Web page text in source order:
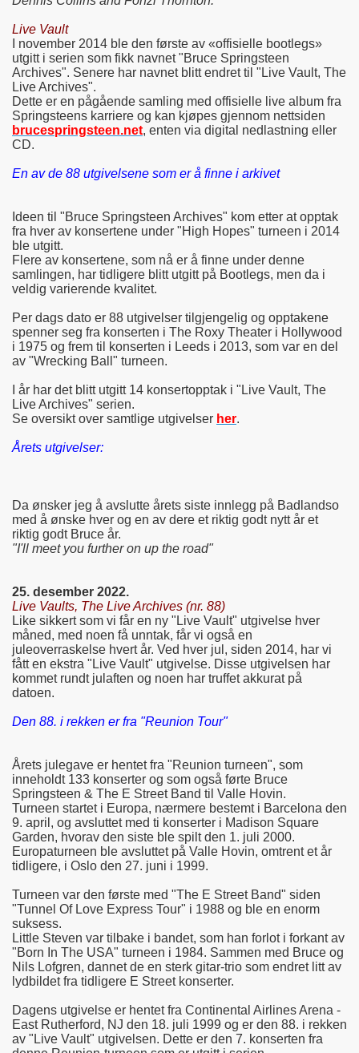
Live Vault
I november 2014 ble den første av «offisielle bootlegs»
utgitt i serien som fikk navnet "Bruce Springsteen
Archives". Senere har navnet blitt endret til "Live Vault, The
Live Archives".
Dette er en pågående samling med offisielle live album fra
Springsteens karriere og kan kjøpes gjennom nettsiden
brucespringsteen.net, enten via digital nedlastning eller
CD.
En av de 88 utgivelsene som er å finne i arkivet
Ideen til "Bruce Springsteen Archives" kom etter at opptak
fra hver av konsertene under "High Hopes" turneen i 2014
ble utgitt.
Flere av konsertene, som nå er å finne under denne
samlingen, har tidligere blitt utgitt på Bootlegs, men da i
veldig varierende kvalitet.
Per dags dato er 88 utgivelser tilgjengelig og opptakene
spenner seg fra konserten i The Roxy Theater i Hollywood
i 1975 og frem til konserten i Leeds i 2013, som var en del
av "Wrecking Ball" turneen.
I år har det blitt utgitt 14 konsertopptak i "Live Vault, The
Live Archives" serien.
Se oversikt over samtlige utgivelser her.
Årets utgivelser:
Da ønsker jeg å avslutte årets siste innlegg på Badlandso
med å ønske hver og en av dere et riktig godt nytt år et
riktig godt Bruce år.
"I'll meet you further on up the road"
25. desember 2022.
Live Vaults, The Live Archives (nr. 88)
Like sikkert som vi får en ny "Live Vault" utgivelse hver
måned, med noen få unntak, får vi også en
juleoverraskelse hvert år. Ved hver jul, siden 2014, har vi
fått en ekstra "Live Vault" utgivelse. Disse utgivelsen har
kommet rundt julaften og noen har truffet akkurat på
datoen.
Den 88. i rekken er fra "Reunion Tour"
Årets julegave er hentet fra "Reunion turneen", som
inneholdt 133 konserter og som også førte Bruce
Springsteen & The E Street Band til Valle Hovin.
Turneen startet i Europa, nærmere bestemt i Barcelona den
9. april, og avsluttet med ti konserter i Madison Square
Garden, hvorav den siste ble spilt den 1. juli 2000.
Europaturneen ble avsluttet på Valle Hovin, omtrent et år
tidligere, i Oslo den 27. juni i 1999.
Turneen var den første med "The E Street Band" siden
"Tunnel Of Love Express Tour" i 1988 og ble en enorm
suksess.
Little Steven var tilbake i bandet, som han forlot i forkant av
"Born In The USA" turneen i 1984. Sammen med Bruce og
Nils Lofgren, dannet de en sterk gitar-trio som endret litt av
lydbildet fra tidligere E Street konserter.
Dagens utgivelse er hentet fra Continental Airlines Arena -
East Rutherford, NJ den 18. juli 1999 og er den 88. i rekken
av "Live Vault" utgivelsen. Dette er den 7. konserten fra